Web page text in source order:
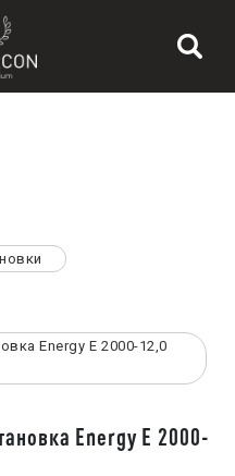
Energy E 2000-12,0
Energy E 2000-